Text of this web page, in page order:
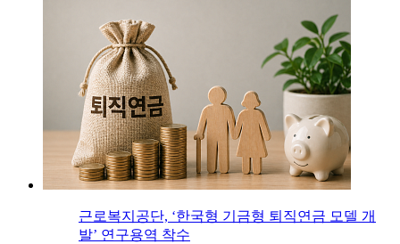
근로복지공단, ‘한국형 기금형 퇴직연금 모델 개
발’ 연구용역 착수